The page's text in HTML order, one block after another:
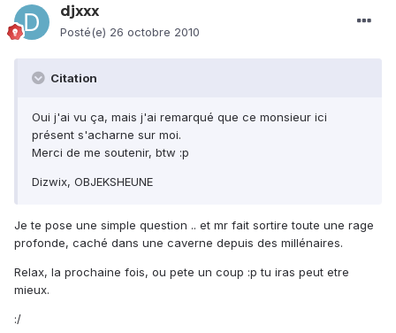
djxxx
Posté(e) 26 octobre 2010
Citation
Oui j'ai vu ça, mais j'ai remarqué que ce monsieur ici
présent s'acharne sur moi.
Merci de me soutenir, btw :p
Dizwix, OBJEKSHEUNE
Je te pose une simple question .. et mr fait sortire toute une rage
profonde, caché dans une caverne depuis des millénaires.
Relax, la prochaine fois, ou pete un coup :p tu iras peut etre
mieux.
:/